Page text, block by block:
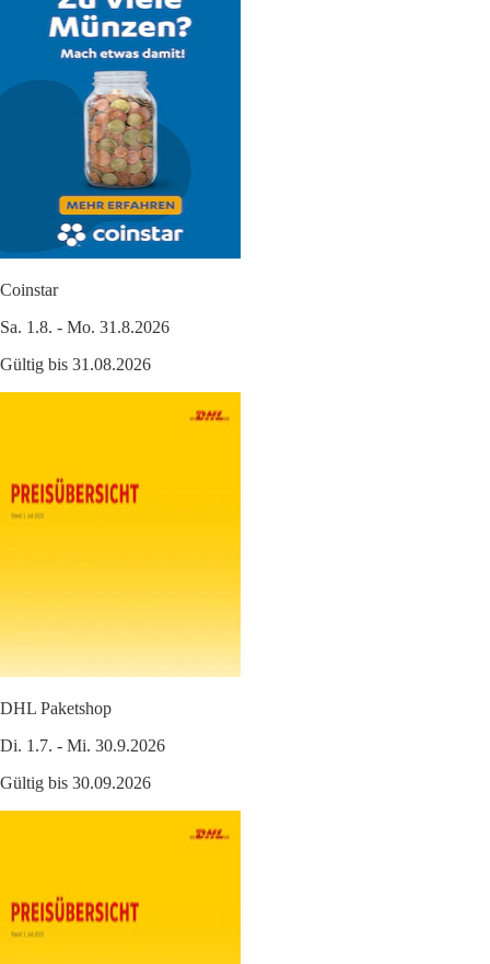
Coinstar
Sa. 1.8. - Mo. 31.8.2026
Gültig bis 31.08.2026
DHL Paketshop
Di. 1.7. - Mi. 30.9.2026
Gültig bis 30.09.2026